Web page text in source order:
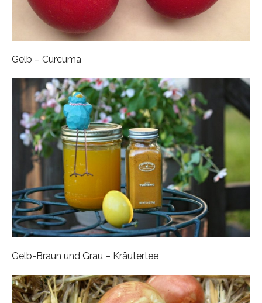
Gelb – Curcuma
Gelb-Braun und Grau – Kräutertee